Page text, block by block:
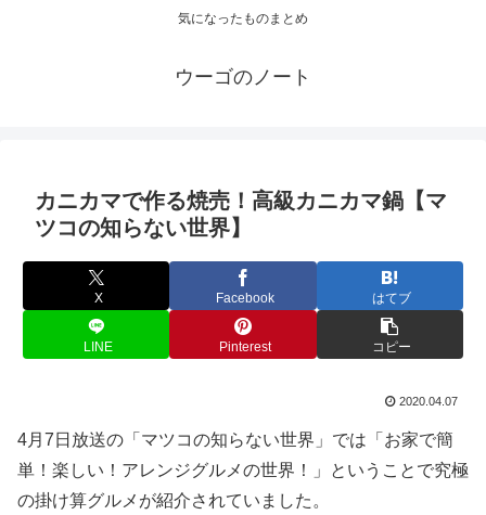
気になったものまとめ
ウーゴのノート
カニカマで作る焼売！高級カニカマ鍋【マ
ツコの知らない世界】
X Facebook はてブ
LINE Pinterest コピー
2020.04.07
4月7日放送の「マツコの知らない世界」では「お家で簡
単！楽しい！アレンジグルメの世界！」ということで究極
の掛け算グルメが紹介されていました。